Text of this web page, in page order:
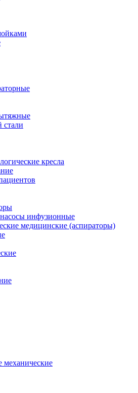
кресла
инфузионные
медицинские (аспираторы)
механические